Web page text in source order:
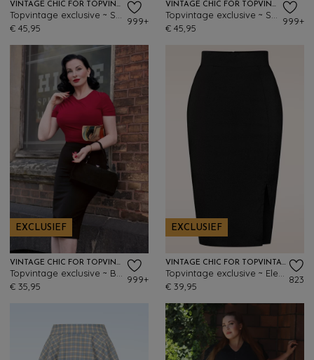
VINTAGE CHIC FOR TOPVINTAGE
€ 45,95
999+
VINTAGE CHIC FOR TOPVINTAGE
€ 45,95
999+
EXCLUSIEF
VINTAGE CHIC FOR TOPVINTAGE
€ 35,95
999+
EXCLUSIEF
VINTAGE CHIC FOR TOPVINTAGE
€ 39,95
823